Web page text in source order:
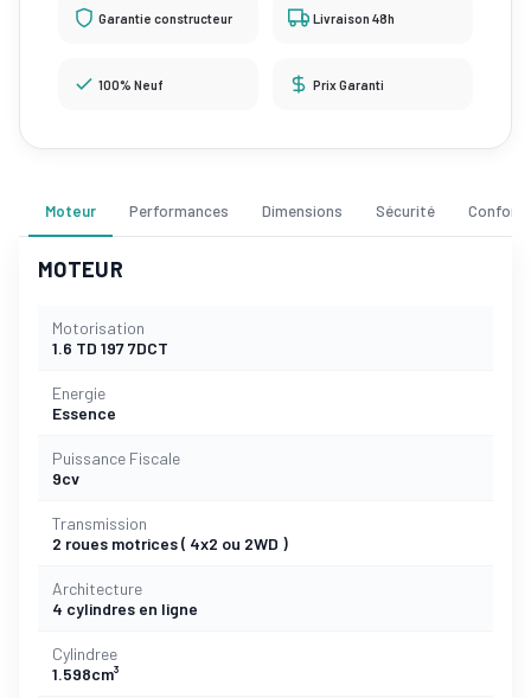
Garantie constructeur Livraison 48h
100% Neuf Prix Garanti
Moteur Performances Dimensions Sécurité Confort
MOTEUR
Motorisation
1.6 TD 197 7DCT
Energie
Essence
Puissance Fiscale
9cv
Transmission
2 roues motrices ( 4x2 ou 2WD )
Architecture
4 cylindres en ligne
Cylindree
1.598cm³